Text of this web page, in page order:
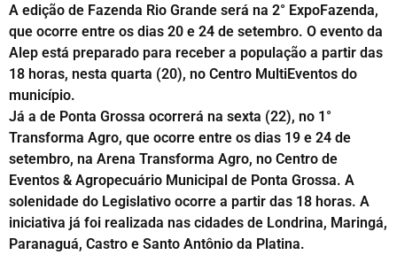
A edição de Fazenda Rio Grande será na 2° ExpoFazenda,
que ocorre entre os dias 20 e 24 de setembro. O evento da
Alep está preparado para receber a população a partir das
18 horas, nesta quarta (20), no Centro MultiEventos do
município.
Já a de Ponta Grossa ocorrerá na sexta (22), no 1°
Transforma Agro, que ocorre entre os dias 19 e 24 de
setembro, na Arena Transforma Agro, no Centro de
Eventos & Agropecuário Municipal de Ponta Grossa. A
solenidade do Legislativo ocorre a partir das 18 horas. A
iniciativa já foi realizada nas cidades de Londrina, Maringá,
Paranaguá, Castro e Santo Antônio da Platina.